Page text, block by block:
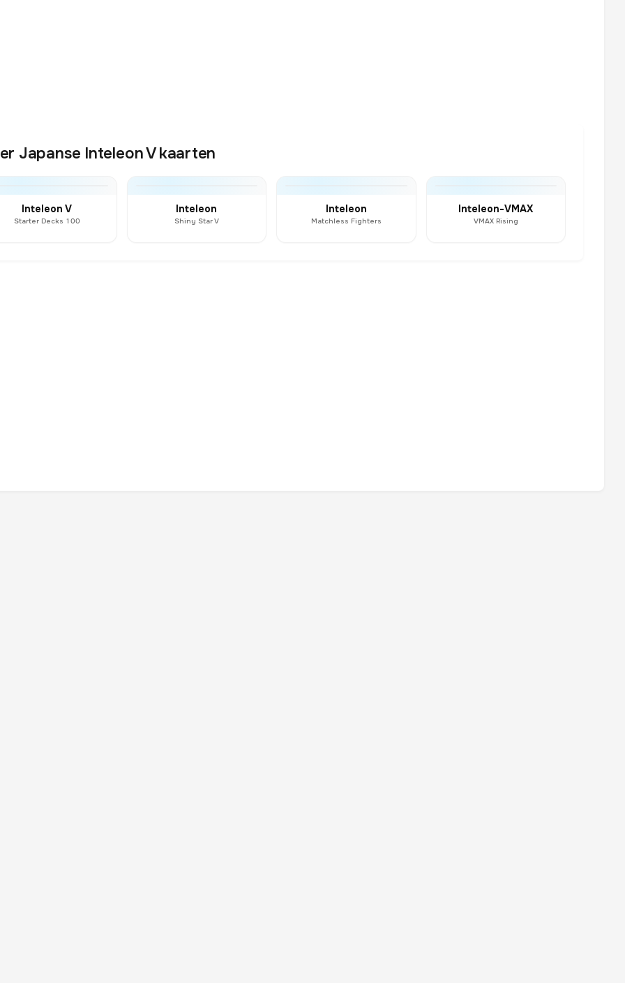
Japanse Inteleon V kaarten
Inteleon V
Starter Decks 100
Inteleon
Shiny Star V
Inteleon
Matchless Fighters
Inteleon-VMAX
VMAX Rising